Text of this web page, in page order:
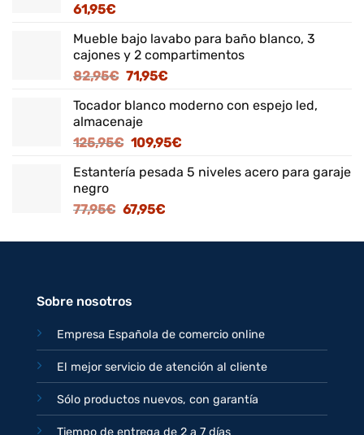
61,95€
Mueble bajo lavabo para baño blanco, 3
cajones y 2 compartimentos
82,95€ El
original
era:
82,95€.
71,95€El
actual
71,95€.
Tocador blanco moderno con espejo led,
almacenaje
125,95€ El
original
125,95€.
109,95€El
actual
Estantería pesada 5 niveles acero para garaje
negro
77,95€ El
original
67,95€El
actual
Sobre nosotros
Empresa Española de comercio online
El mejor servicio de atención al cliente
Sólo productos nuevos, con garantía
Tiempo de entrega de 2 a 7 días